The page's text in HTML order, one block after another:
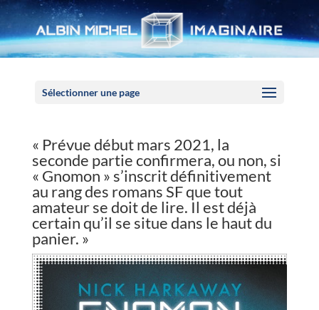
Sélectionner une page
« Prévue début mars 2021, la
seconde partie confirmera, ou non, si
« Gnomon » s’inscrit définitivement
au rang des romans SF que tout
amateur se doit de lire. Il est déjà
certain qu’il se situe dans le haut du
panier. »
Panneau de gestion des cookies